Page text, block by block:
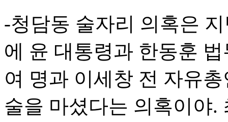
-청담동 술자리 의혹은
에 윤 대통령과 한동훈
여 명과 이세창 전 자유
술을 마셨다는 의혹이야.